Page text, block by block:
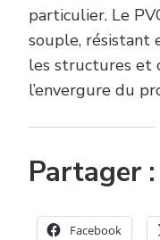
particulier. Le
souple, résistant
les structures et
l’envergure du
Partager :
Facebook